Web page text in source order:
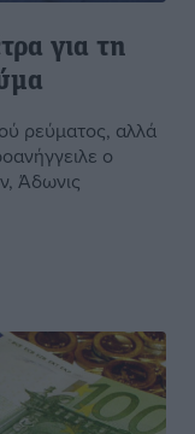
για τη
ρεύματος, αλλά
ο
Άδωνις